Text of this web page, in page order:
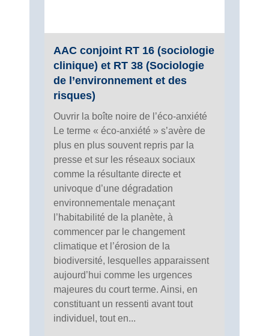
AAC conjoint RT 16 (sociologie
clinique) et RT 38 (Sociologie
de l’environnement et des
risques)
Ouvrir la boîte noire de l’éco-anxiété
Le terme « éco-anxiété » s’avère de
plus en plus souvent repris par la
presse et sur les réseaux sociaux
comme la résultante directe et
univoque d’une dégradation
environnementale menaçant
l’habitabilité de la planète, à
commencer par le changement
climatique et l’érosion de la
biodiversité, lesquelles apparaissent
aujourd’hui comme les urgences
majeures du court terme. Ainsi, en
constituant un ressenti avant tout
individuel, tout en...